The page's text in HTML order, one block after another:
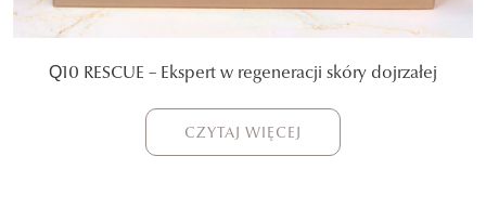
Q10 RESCUE – Ekspert w regeneracji skóry dojrzałej
CZYTAJ WIĘCEJ